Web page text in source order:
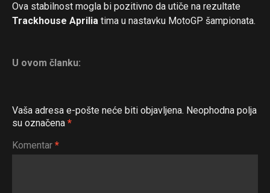
Ova stabilnost mogla bi pozitivno da utiče na rezultate
Trackhouse Aprilia tima u nastavku MotoGP šampionata.
U ovom članku:
Vaša adresa e-pošte neće biti objavljena. Neophodna polja
su označena *
Komentar *